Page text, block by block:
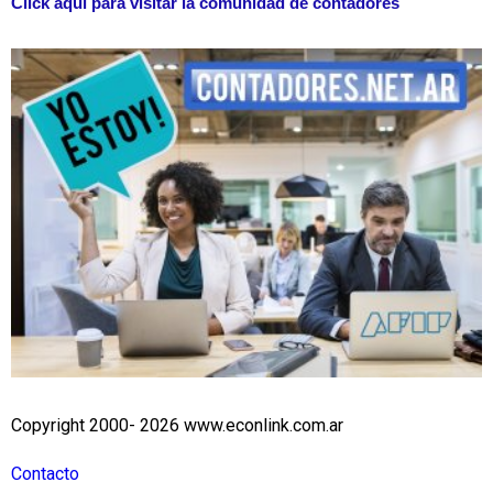
Copyright 2000- 2026 www.econlink.com.ar
Contacto